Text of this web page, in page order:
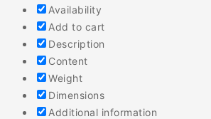
Availability
Add to cart
Description
Content
Weight
Dimensions
Additional information